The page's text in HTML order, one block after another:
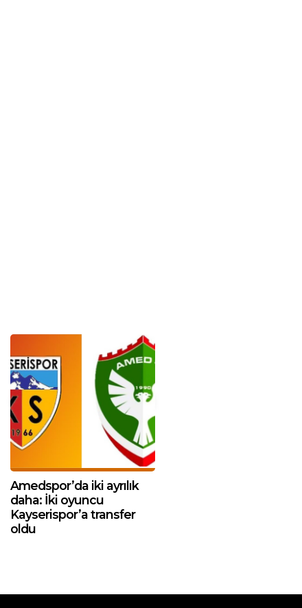
Amedspor’da iki ayrılık
daha: İki oyuncu
Kayserispor’a transfer
oldu